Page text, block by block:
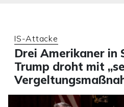
IS-Attacke
Drei Amerikaner in
Trump droht mit